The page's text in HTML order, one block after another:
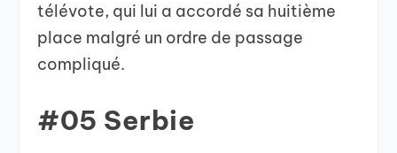
télévote, qui lui a accordé sa huitième
place malgré un ordre de passage
compliqué.
#05 Serbie